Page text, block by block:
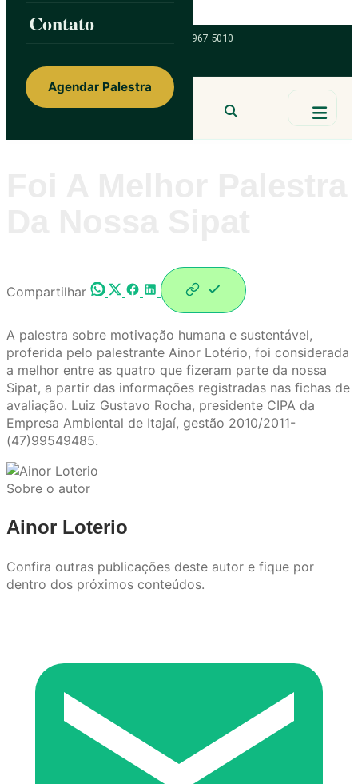
Skip to content
47 9 9967 5010
Ainor Lotério
Contato
Agendar Palestra
Compartilhar
A palestra sobre motivação humana e sustentável,
proferida pelo palestrante Ainor Lotério, foi considerada
a melhor entre as quatro que fizeram parte da nossa
Sipat, a partir das informações registradas nas fichas de
avaliação. Luiz Gustavo Rocha, presidente CIPA da
Empresa Ambiental de Itajaí, gestão 2010/2011-
(47)99549485.
Sobre o autor
Ainor Loterio
Confira outras publicações deste autor e fique por
dentro dos próximos conteúdos.